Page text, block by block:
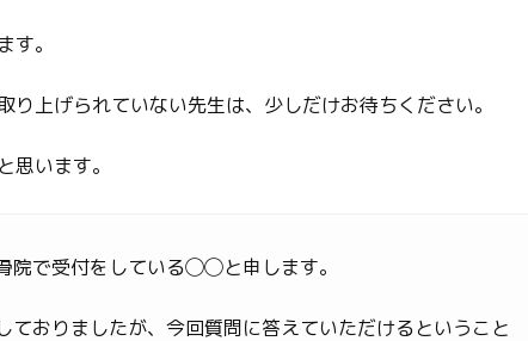
す。
り上げられていない先生は、少しだけお待ちください。
思います。
院で受付をしている◯◯と申します。
ておりましたが、今回質問に答えていただけるということ